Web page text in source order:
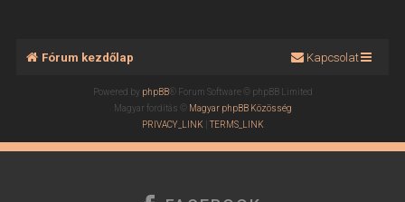
é
Fórum kezdőlap Kapcsolat
Powered by phpBB® Forum Software © phpBB Limited
Magyar fordítás © Magyar phpBB Közösség
PRIVACY_LINK |TERMS_LINK